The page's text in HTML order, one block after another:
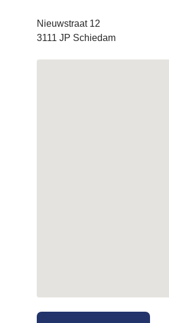
Nieuwstraat 12
3111 JP Schiedam